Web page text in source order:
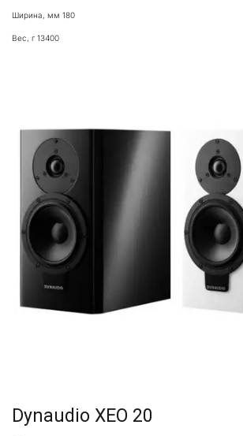
Ширина, мм 180
Вес, г 13400
Dynaudio XEO 20